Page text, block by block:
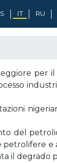
IT RU
per il
del
e
il degrado